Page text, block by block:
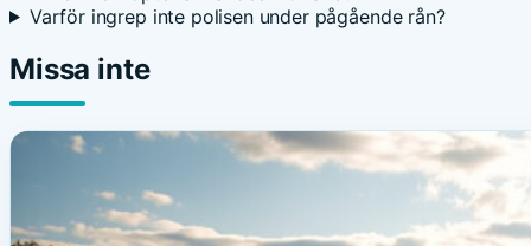
Varför ingrep inte polisen under pågående rån?
Missa inte